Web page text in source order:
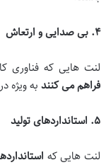
۴. بی صدایی و ارتعاش
لنت هایی که فناوری
فراهم می کنند به ویژه
۵. استانداردهای تولید
لنت هایی که